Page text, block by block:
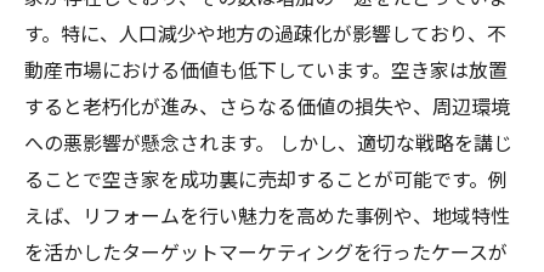
す。特に、人口減少や地方の過疎化が影響しており、不
動産市場における価値も低下しています。空き家は放置
すると老朽化が進み、さらなる価値の損失や、周辺環境
への悪影響が懸念されます。 しかし、適切な戦略を講じ
ることで空き家を成功裏に売却することが可能です。例
えば、リフォームを行い魅力を高めた事例や、地域特性
を活かしたターゲットマーケティングを行ったケースが